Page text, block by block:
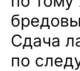
Сдача
по